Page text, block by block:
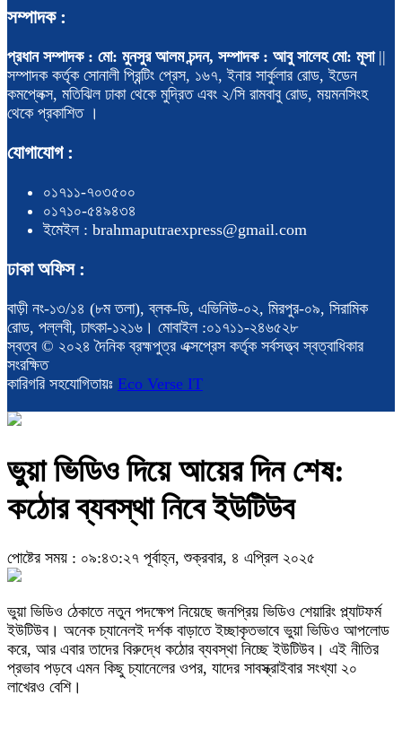
সম্পাদক :
প্রধান সম্পাদক : মো: মুনসুর আলম চন্দন, সম্পাদক : আবু সালেহ মো: মূসা||
সম্পাদক কর্তৃক সোনালী প্রিন্টিং প্রেস, ১৬৭, ইনার সার্কুলার রোড, ইডেন
কমপ্লেক্স, মতিঝিল ঢাকা থেকে মুদ্রিত এবং ২/সি রামবাবু রোড, ময়মনসিংহ
থেকে প্রকাশিত ।
যোগাযোগ :
০১৭১১-৭০৩৫০০
০১৭১০-৫৪৯৪৩৪
ইমেইল : brahmaputraexpress@gmail.com
ঢাকা অফিস :
বাড়ী নং-১৩/১৪ (৮ম তলা), ব্লক-ডি, এভিনিউ-০২, মিরপুর-০৯, সিরামিক
রোড, পল্লবী, ঢাৎকা-১২১৬। মোবাইল :০১৭১১-২৪৬৫২৮
স্বত্ব © ২০২৪ দৈনিক ব্রহ্মপুত্র এক্সপ্রেস কর্তৃক সর্বসত্ত্ব স্বত্বাধিকার
সংরক্ষিত
কারিগরি সহযোগিতায়ঃ Eco Verse IT
ভুয়া ভিডিও দিয়ে আয়ের দিন শেষ:
কঠোর ব্যবস্থা নিবে ইউটিউব
পোষ্টের সময় : ০৯:৪৩:২৭ পূর্বাহ্ন, শুক্রবার, ৪ এপ্রিল ২০২৫
ভুয়া ভিডিও ঠেকাতে নতুন পদক্ষেপ নিয়েছে জনপ্রিয় ভিডিও শেয়ারিং প্ল্যাটফর্ম
ইউটিউব। অনেক চ্যানেলই দর্শক বাড়াতে ইচ্ছাকৃতভাবে ভুয়া ভিডিও আপলোড
করে, আর এবার তাদের বিরুদ্ধে কঠোর ব্যবস্থা নিচ্ছে ইউটিউব। এই নীতির
প্রভাব পড়বে এমন কিছু চ্যানেলের ওপর, যাদের সাবস্ক্রাইবার সংখ্যা ২০
লাখেরও বেশি।